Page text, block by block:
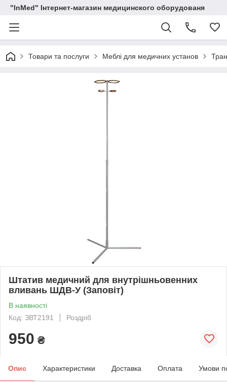
"InMed" Інтернет-магазин медицинского оборудованя
Товари та послуги Меблі для медичних установ
Штатив медичний для внутрішньовенних
вливань ШДВ-У (Заповіт)
В наявності
Код: ЗВТ2191
Роздріб
950 ₴
Опис Характеристики Доставка Оплата Умови